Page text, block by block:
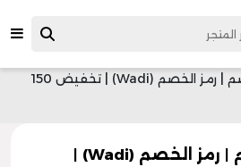
اكسايت كود خصم | رمز الخصم (Wadi) | تخفيض 150
اكسايت كود خصم | رمز الخصم (Wadi) |